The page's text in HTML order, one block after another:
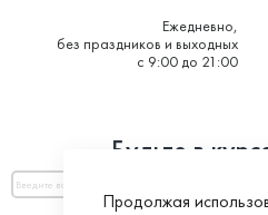
Ежедневно,
без праздников и выходных
с 9:00 до 21:00
Будьте в
Продолжая